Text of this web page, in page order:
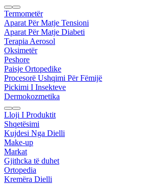
Termometër
Aparat Për Matje Tensioni
Aparat Për Matje Diabeti
Terapia Aerosol
Oksimetër
Peshore
Paisje Ortopedike
Procesorë Ushqimi Për Fëmijë
Pickimi I Insekteve
Dermokozmetika
Lloji I Produktit
Shqetësimi
Kujdesi Nga Dielli
Make-up
Markat
Gjithcka të duhet
Ortopedia
Kremëra Dielli